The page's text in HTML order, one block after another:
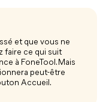
et que vous ne
faire ce qui suit
à FoneTool. Mais
peut-être
Accueil.